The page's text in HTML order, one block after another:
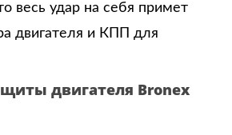
весь удар на себя примет
двигателя и КПП для
двигателя Bronex